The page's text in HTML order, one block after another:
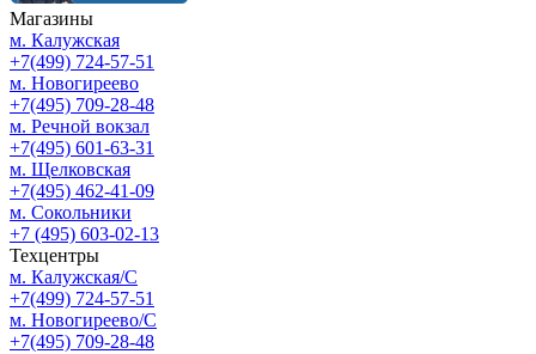
Магазины
м. Калужская
+7(499) 724-57-51
м. Новогиреево
+7(495) 709-28-48
м. Речной вокзал
+7(495) 601-63-31
м. Щелковская
+7(495) 462-41-09
м. Сокольники
+7 (495) 603-02-13
Техцентры
м. Калужская/С
+7(499) 724-57-51
м. Новогиреево/С
+7(495) 709-28-48